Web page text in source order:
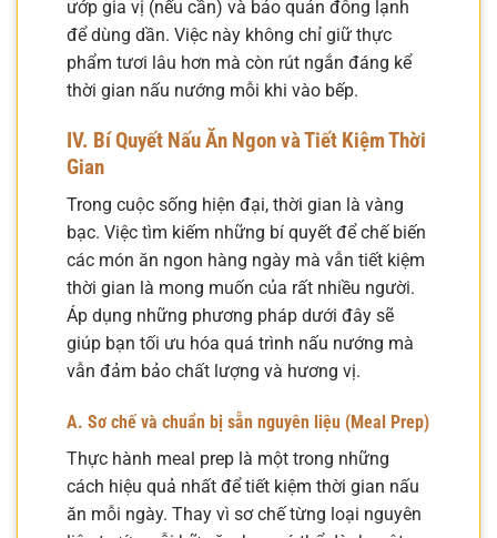
ướp gia vị (nếu cần) và bảo quản đông lạnh
để dùng dần. Việc này không chỉ giữ thực
phẩm tươi lâu hơn mà còn rút ngắn đáng kể
thời gian nấu nướng mỗi khi vào bếp.
IV. Bí Quyết Nấu Ăn Ngon và Tiết Kiệm Thời
Gian
Trong cuộc sống hiện đại, thời gian là vàng
bạc. Việc tìm kiếm những bí quyết để chế biến
các món ăn ngon hàng ngày mà vẫn tiết kiệm
thời gian là mong muốn của rất nhiều người.
Áp dụng những phương pháp dưới đây sẽ
giúp bạn tối ưu hóa quá trình nấu nướng mà
vẫn đảm bảo chất lượng và hương vị.
A. Sơ chế và chuẩn bị sẵn nguyên liệu (Meal Prep)
Thực hành meal prep là một trong những
cách hiệu quả nhất để tiết kiệm thời gian nấu
ăn mỗi ngày. Thay vì sơ chế từng loại nguyên